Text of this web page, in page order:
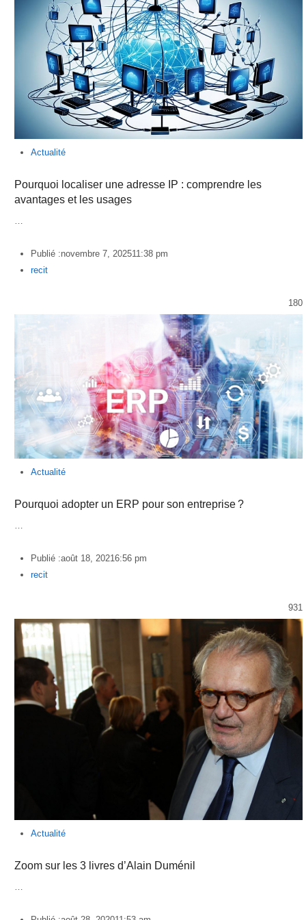
Actualité
Pourquoi localiser une adresse IP : comprendre les
avantages et les usages
Publié :novembre 7, 202511:38 pm
Author
recit
180
Actualité
Pourquoi adopter un ERP pour son entreprise ?
Publié :août 18, 2021 6:56 pm
Author
recit
931
Actualité
Zoom sur les 3 livres d’Alain Duménil